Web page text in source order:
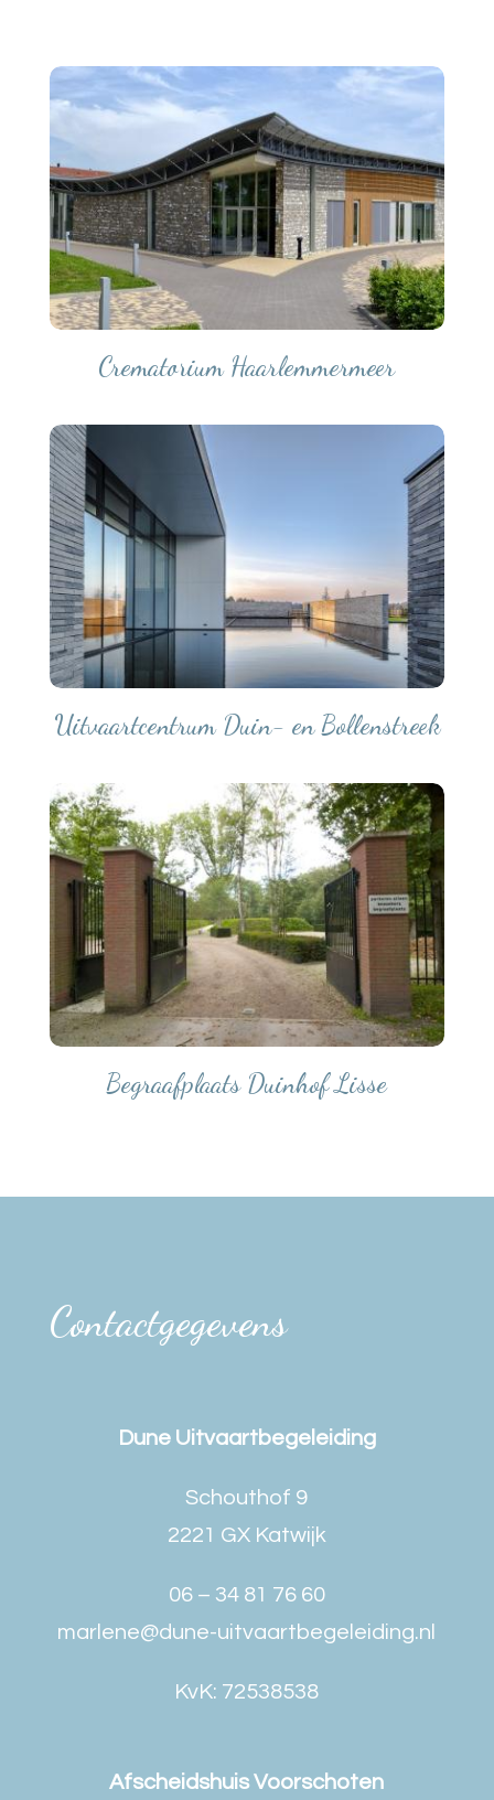
Crematorium Haarlemmermeer
Uitvaartcentrum Duin- en Bollenstreek
Begraafplaats Duinhof Lisse
Contactgegevens
Dune Uitvaartbegeleiding
Schouthof 9
2221 GX Katwijk
06 – 34 81 76 60
marlene@dune-uitvaartbegeleiding.nl
KvK: 72538538
Afscheidshuis Voorschoten